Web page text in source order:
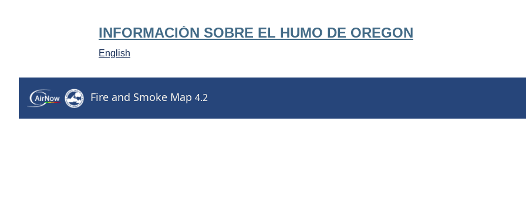
INFORMACIÓN SOBRE EL HUMO DE OREGON
English